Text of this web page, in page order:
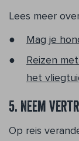
Lees meer
Mag je
Reizen
het
5. Neem
Op reis